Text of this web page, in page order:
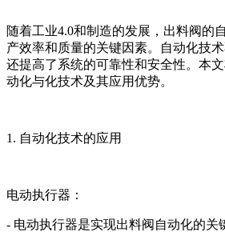
随着工业4.0和制造的发展，出料阀的
产效率和质量的关键因素。自动化技
还提高了系统的可靠性和安全性。本
动化与化技术及其应用优势。
1. 自动化技术的应用
电动执行器：
- 电动执行器是实现出料阀自动化的关